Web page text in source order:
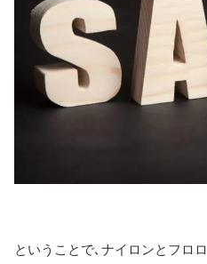
ということで､ナイロンとフロロ